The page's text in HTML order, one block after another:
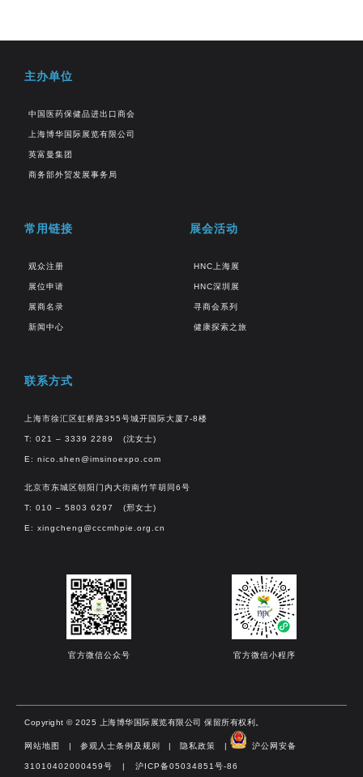
主办单位
中国医药保健品进出口商会
上海博华国际展览有限公司
英富曼集团
商务部外贸发展事务局
常用链接
观众注册
展位申请
展商名录
新闻中心
展会活动
HNC上海展
HNC深圳展
寻商会系列
健康探索之旅
联系方式
上海市徐汇区虹桥路355号城开国际大厦7-8楼
T: 021 – 3339 2289 (沈女士)
E: nico.shen@imsinoexpo.com
北京市东城区朝阳门内大街南竹竿胡同6号
T: 010 – 5803 6297 (邢女士)
E: xingcheng@cccmhpie.org.cn
官方微信公众号 官方微信小程序
Copyright © 2025 上海博华国际展览有限公司 保留所有权利。
网站地图 | 参观人士条例及规则 | 隐私政策 | 沪公网安备
31010402000459号 | 沪ICP备05034851号-86